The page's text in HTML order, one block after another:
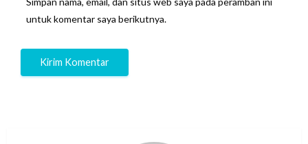
untuk komentar saya berikutnya.